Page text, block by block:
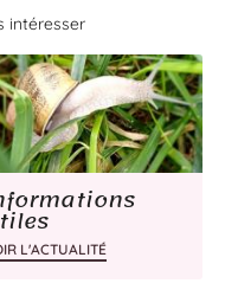
Rejoignez-
Restez
intéresser
L'ACTUALITÉ